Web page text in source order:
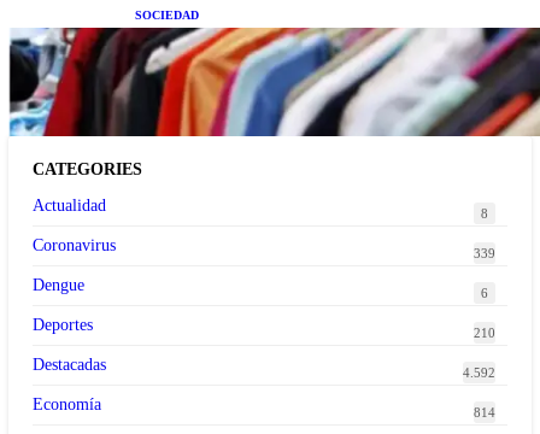
SOCIEDAD
Las grandes marcas globales se suman a la
tendencia de la ropa de segunda mano premium
CATEGORIES
Actualidad
8
Coronavirus 339
Dengue 6
Deportes 210
Destacadas 4.592
Economía 814